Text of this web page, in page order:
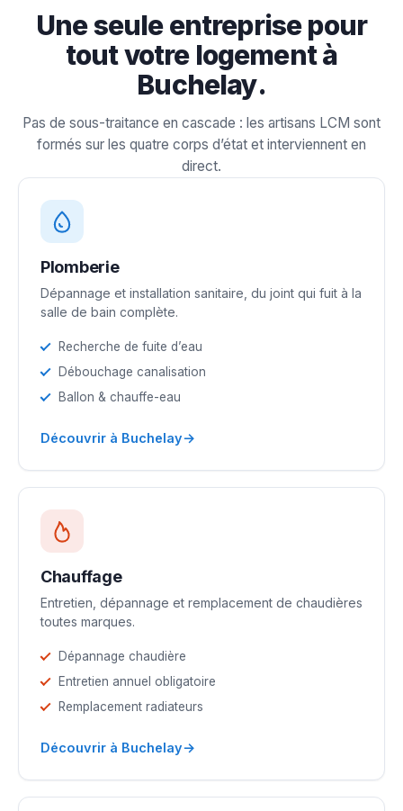
Une seule entreprise pour
tout votre logement à
Buchelay.
Pas de sous-traitance en cascade : les artisans LCM sont
formés sur les quatre corps d’état et interviennent en
direct.
Plomberie
Dépannage et installation sanitaire, du joint qui fuit à la
salle de bain complète.
Recherche de fuite d’eau
Débouchage canalisation
Ballon & chauffe-eau
Découvrir à Buchelay→
Chauffage
Entretien, dépannage et remplacement de chaudières
toutes marques.
Dépannage chaudière
Entretien annuel obligatoire
Remplacement radiateurs
Découvrir à Buchelay→